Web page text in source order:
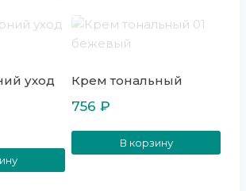
уход
Крем тональный
756 ₽
В корзину